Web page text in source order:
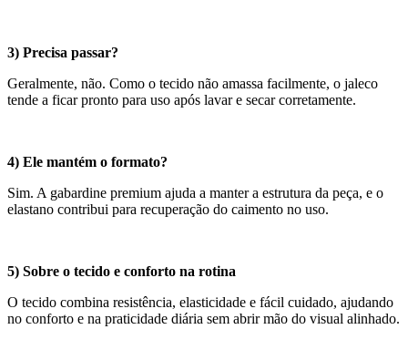
3) Precisa passar?
Geralmente, não. Como o tecido não amassa facilmente, o jaleco
tende a ficar pronto para uso após lavar e secar corretamente.
4) Ele mantém o formato?
Sim. A gabardine premium ajuda a manter a estrutura da peça, e o
elastano contribui para recuperação do caimento no uso.
5) Sobre o tecido e conforto na rotina
O tecido combina resistência, elasticidade e fácil cuidado, ajudando
no conforto e na praticidade diária sem abrir mão do visual alinhado.